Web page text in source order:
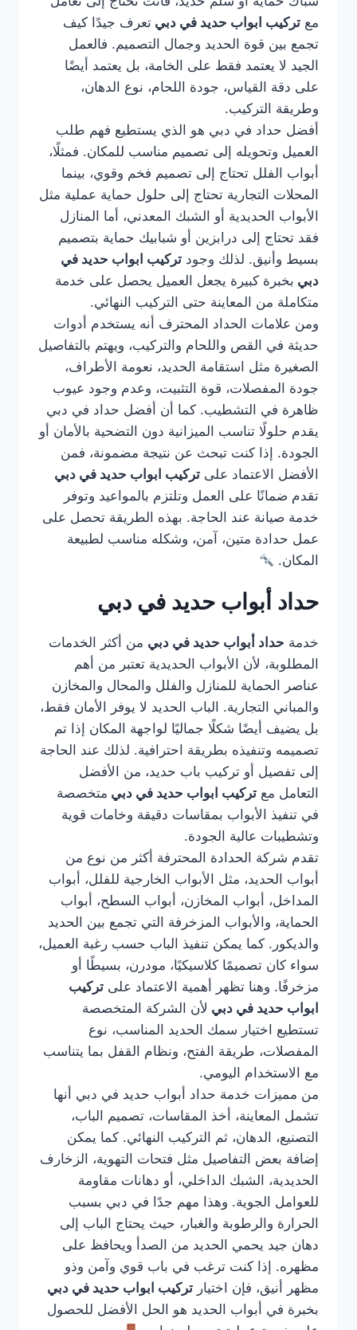
مع تركيب ابواب حديد في دبي تعرف جيدًا كيف
تجمع بين قوة الحديد وجمال التصميم. فالعمل
الجيد لا يعتمد فقط على الخامة، بل يعتمد أيضًا
على دقة القياس، جودة اللحام، نوع الدهان،
وطريقة التركيب.
أفضل حداد في دبي هو الذي يستطيع فهم طلب
العميل وتحويله إلى تصميم مناسب للمكان. فمثلًا،
أبواب الفلل تحتاج إلى تصميم فخم وقوي، بينما
المحلات التجارية تحتاج إلى حلول حماية عملية مثل
الأبواب الحديدية أو الشبك المعدني، أما المنازل
فقد تحتاج إلى درابزين أو شبابيك حماية بتصميم
بسيط وأنيق. لذلك وجود تركيب ابواب حديد في
دبي بخبرة كبيرة يجعل العميل يحصل على خدمة
متكاملة من المعاينة حتى التركيب النهائي.
ومن علامات الحداد المحترف أنه يستخدم أدوات
حديثة في القص واللحام والتركيب، ويهتم بالتفاصيل
الصغيرة مثل استقامة الحديد، نعومة الأطراف،
جودة المفصلات، قوة التثبيت، وعدم وجود عيوب
ظاهرة في التشطيب. كما أن أفضل حداد في دبي
يقدم حلولًا تناسب الميزانية دون التضحية بالأمان أو
الجودة. إذا كنت تبحث عن نتيجة مضمونة، فمن
الأفضل الاعتماد على تركيب ابواب حديد في دبي
تقدم ضمانًا على العمل وتلتزم بالمواعيد وتوفر
خدمة صيانة عند الحاجة. بهذه الطريقة تحصل على
عمل حدادة متين، آمن، وشكله مناسب لطبيعة
المكان.
حداد أبواب حديد في دبي
خدمة حداد أبواب حديد في دبي من أكثر الخدمات
المطلوبة، لأن الأبواب الحديدية تعتبر من أهم
عناصر الحماية للمنازل والفلل والمحال والمخازن
والمباني التجارية. الباب الحديد لا يوفر الأمان فقط،
بل يضيف أيضًا شكلًا جماليًا لواجهة المكان إذا تم
تصميمه وتنفيذه بطريقة احترافية. لذلك عند الحاجة
إلى تفصيل أو تركيب باب حديد، من الأفضل
التعامل مع تركيب ابواب حديد في دبي متخصصة
في تنفيذ الأبواب بمقاسات دقيقة وخامات قوية
وتشطيبات عالية الجودة.
تقدم شركة الحدادة المحترفة أكثر من نوع من
أبواب الحديد، مثل الأبواب الخارجية للفلل، أبواب
المداخل، أبواب المخازن، أبواب السطح، أبواب
الحماية، والأبواب المزخرفة التي تجمع بين الحديد
والديكور. كما يمكن تنفيذ الباب حسب رغبة العميل،
سواء كان تصميمًا كلاسيكيًا، مودرن، بسيطًا أو
مزخرفًا. وهنا تظهر أهمية الاعتماد على تركيب
ابواب حديد في دبي لأن الشركة المتخصصة
تستطيع اختيار سمك الحديد المناسب، نوع
المفصلات، طريقة الفتح، ونظام القفل بما يتناسب
مع الاستخدام اليومي.
من مميزات خدمة حداد أبواب حديد في دبي أنها
تشمل المعاينة، أخذ المقاسات، تصميم الباب،
التصنيع، الدهان، ثم التركيب النهائي. كما يمكن
إضافة بعض التفاصيل مثل فتحات التهوية، الزخارف
الحديدية، الشبك الداخلي، أو دهانات مقاومة
للعوامل الجوية. وهذا مهم جدًا في دبي بسبب
الحرارة والرطوبة والغبار، حيث يحتاج الباب إلى
دهان جيد يحمي الحديد من الصدأ ويحافظ على
مظهره. إذا كنت ترغب في باب قوي وآمن وذو
مظهر أنيق، فإن اختيار تركيب ابواب حديد في دبي
بخبرة في أبواب الحديد هو الحل الأفضل للحصول